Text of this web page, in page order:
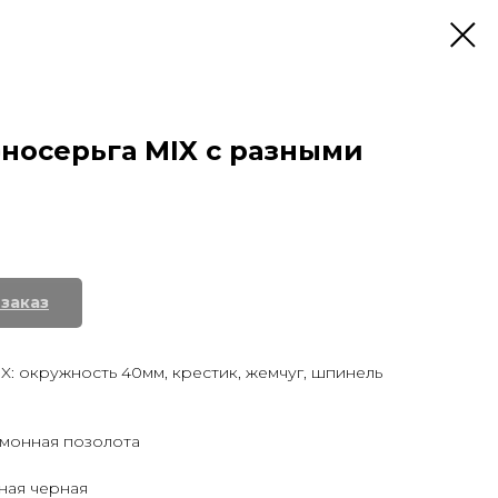
MIX c разными
окружность 40мм, крестик, жемчуг, шпинель
позолота
черная